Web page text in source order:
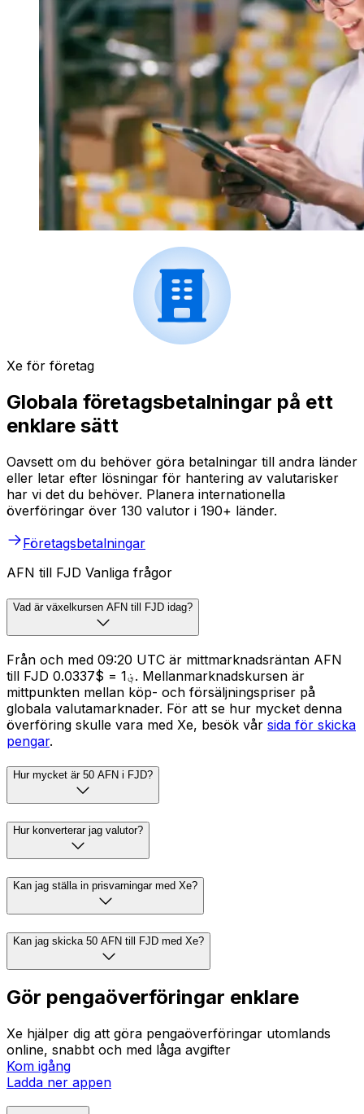
Xe för företag
Globala företagsbetalningar på ett
enklare sätt
Oavsett om du behöver göra betalningar till andra länder
eller letar efter lösningar för hantering av valutarisker
har vi det du behöver. Planera internationella
överföringar över 130 valutor i 190+ länder.
Företagsbetalningar
AFN till FJD Vanliga frågor
Vad är växelkursen AFN till FJD idag?
Från och med 09:20 UTC är mittmarknadsräntan AFN
till FJD ؋1 = $0.0337. Mellanmarknadskursen är
mittpunkten mellan köp- och försäljningspriser på
globala valutamarknader. För att se hur mycket denna
överföring skulle vara med Xe, besök vår sida för skicka
pengar.
Hur mycket är 50 AFN i FJD?
Hur konverterar jag valutor?
Kan jag ställa in prisvarningar med Xe?
Kan jag skicka 50 AFN till FJD med Xe?
Gör pengaöverföringar enklare
Xe hjälper dig att göra pengaöverföringar utomlands
online, snabbt och med låga avgifter
Kom igång
Ladda ner appen